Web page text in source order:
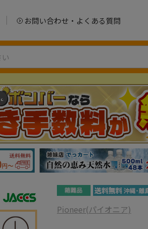
お問い合わせ・よくある質問
Pioneer(パイオニア)